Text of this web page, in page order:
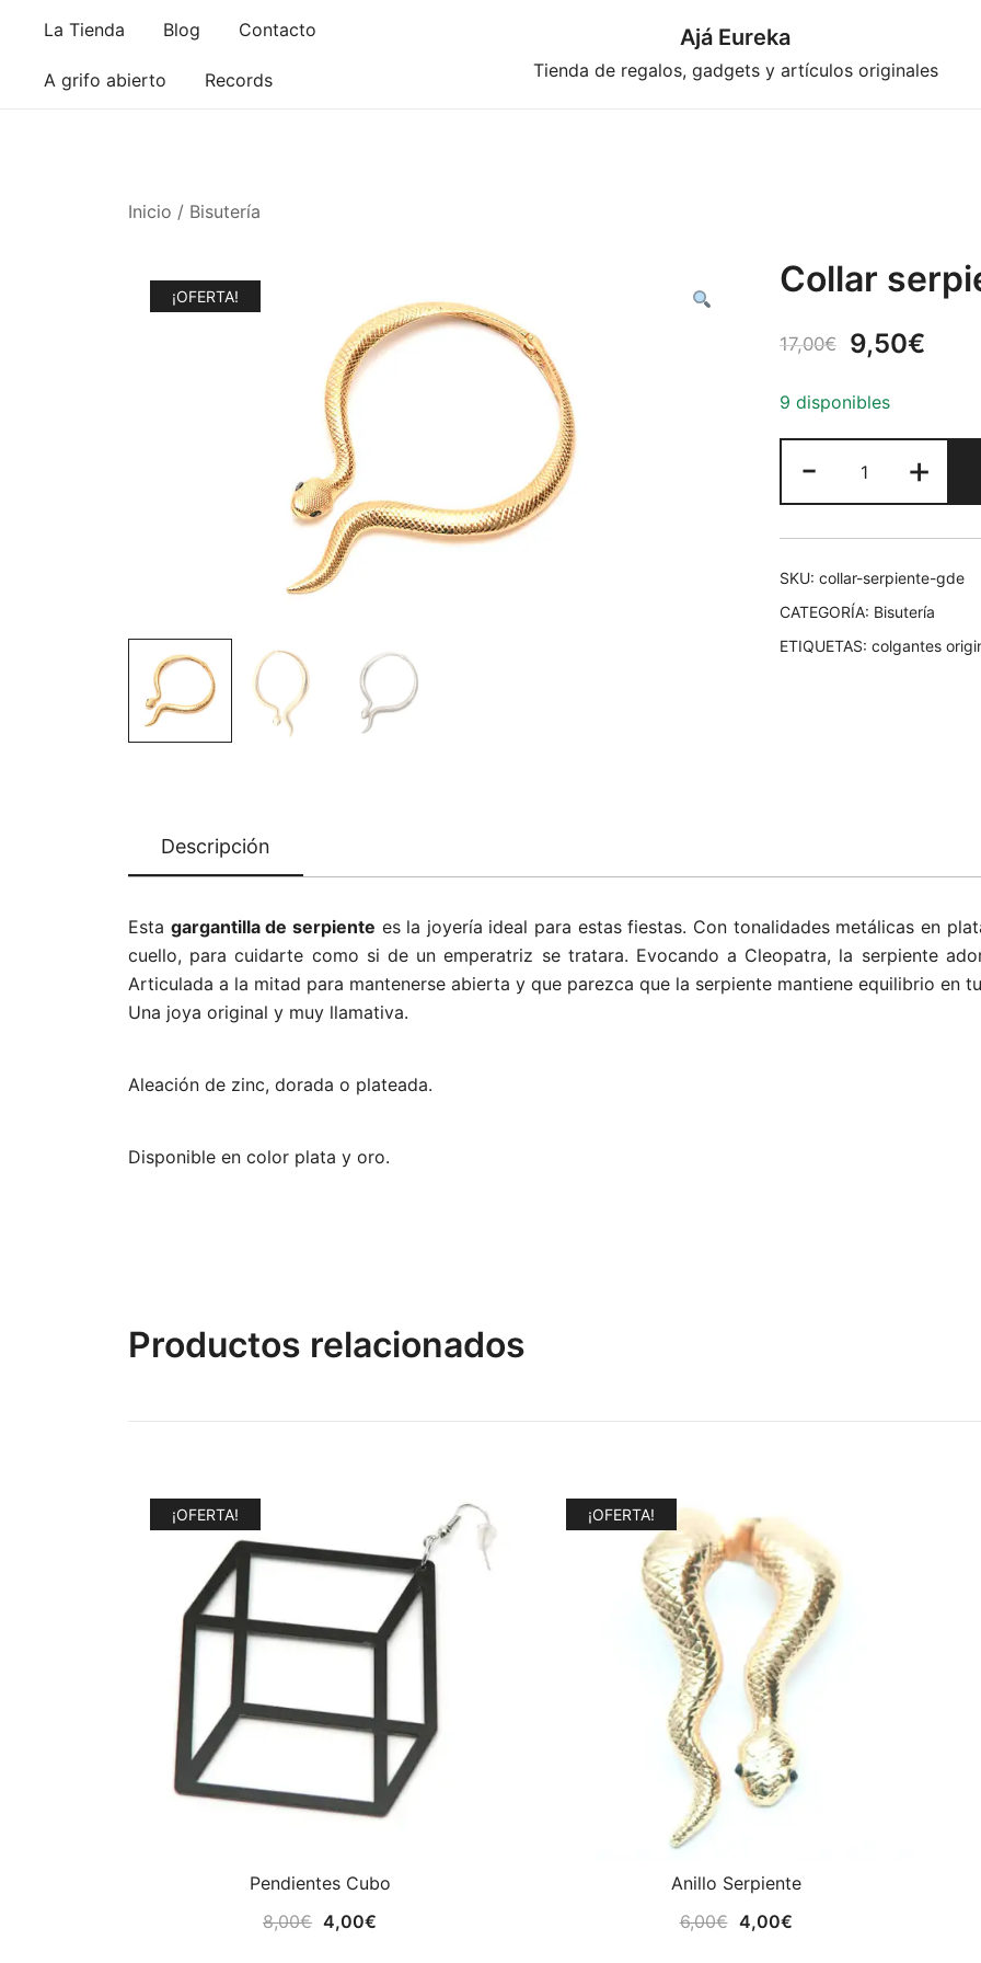
contenido
La Tienda Blog Contacto
A grifo abierto Records
Ajá Eureka
Tienda de regalos, gadgets y artículos originales
Inicio / Bisutería
¡OFERTA! Collar
17,00€
El
original
era:
9,50€
es:
9 disponibles
-
serpiente
grande
cantidad
+
SKU: collar-serpiente-gde
CATEGORÍA: Bisutería
ETIQUETAS: colgantes
Descripción
Esta gargantilla de serpiente es la joyería ideal para estas fiestas. Con tonalidades metálicas en
cuello, para cuidarte como si de un emperatriz se tratara. Evocando a Cleopatra, la serpiente
Articulada a la mitad para mantenerse abierta y que parezca que la serpiente mantiene equilibrio en
Una joya original y muy llamativa.
Aleación de zinc, dorada o plateada.
Disponible en color plata y oro.
Productos relacionados
¡OFERTA!
Pendientes Cubo
8,00€ El
4,00€
¡OFERTA!
Anillo Serpiente
6,00€ El
4,00€El